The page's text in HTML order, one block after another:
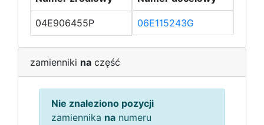
04E906455P 06E115243G
zamienniki na część
Nie znaleziono pozycji
zamiennika na numeru